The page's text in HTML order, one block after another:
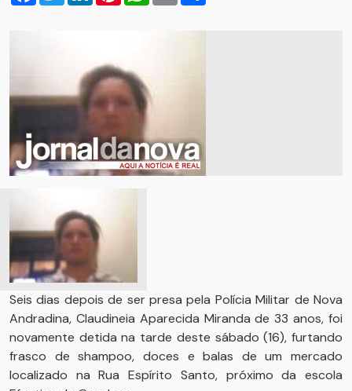
Seis dias depois de ser presa pela Polícia Militar de Nova
Andradina, Claudineia Aparecida Miranda de 33 anos, foi
novamente detida na tarde deste sábado (16), furtando
frasco de shampoo, doces e balas de um mercado
localizado na Rua Espírito Santo, próximo da escola